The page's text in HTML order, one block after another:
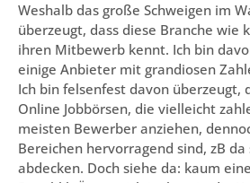
Weshalb das große Schweigen im
überzeugt, dass diese Branche wie
ihren Mitbewerb kennt. Ich bin
einige Anbieter mit grandiosen
Ich bin felsenfest davon überzeugt,
Online Jobbörsen, die vielleicht
meisten Bewerber anziehen,
Bereichen hervorragend sind, zB da
abdecken. Doch siehe da: kaum